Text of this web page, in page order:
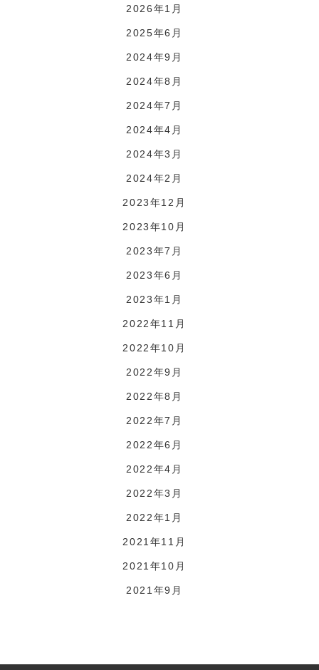
2026年1月
2025年6月
2024年9月
2024年8月
2024年7月
2024年4月
2024年3月
2024年2月
2023年12月
2023年10月
2023年7月
2023年6月
2023年1月
2022年11月
2022年10月
2022年9月
2022年8月
2022年7月
2022年6月
2022年4月
2022年3月
2022年1月
2021年11月
2021年10月
2021年9月